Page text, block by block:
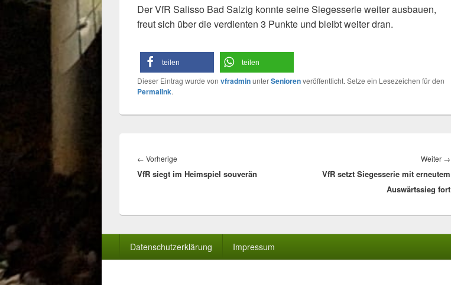
Der VfR Salisso Bad Salzig konnte seine Siegesserie weiter ausbauen,
freut sich über die verdienten 3 Punkte und bleibt weiter dran.
teilen teilen
Dieser Eintrag wurde von vfradminunterSeniorenveröffentlicht. Setze ein Lesezeichen für den
Permalink.
← Vorherige
Beitrag:
VfR siegt im Heimspiel souverän
Weiter →
VfR setzt Siegesserie mit erneutem
Auswärtssieg fort
Datenschutzerklärung Impressum